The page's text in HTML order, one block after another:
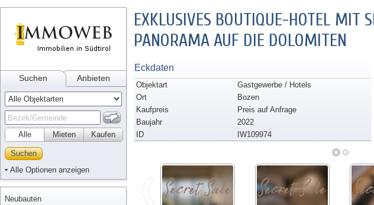
Suchen Anbieten
Alle Kaufen
Mieten
Suchen
Alle Optionen anzeigen
Neubauten
EXKLUSIVES BOUTIQUE-HOTEL MIT
PANORAMA AUF DIE DOLOMITEN
Eckdaten
Objektart
Gastgewerbe / Hotels
Ort
Bozen
Kaufpreis
Preis auf Anfrage
Baujahr
2022
ID
IW109974